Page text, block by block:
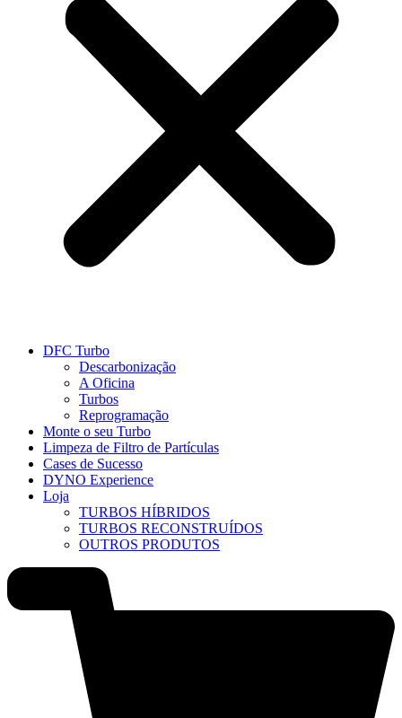
DFC Turbo
Descarbonização
A Oficina
Turbos
Reprogramação
Monte o seu Turbo
Limpeza de Filtro de Partículas
Cases de Sucesso
DYNO Experience
Loja
TURBOS HÍBRIDOS
TURBOS RECONSTRUÍDOS
OUTROS PRODUTOS